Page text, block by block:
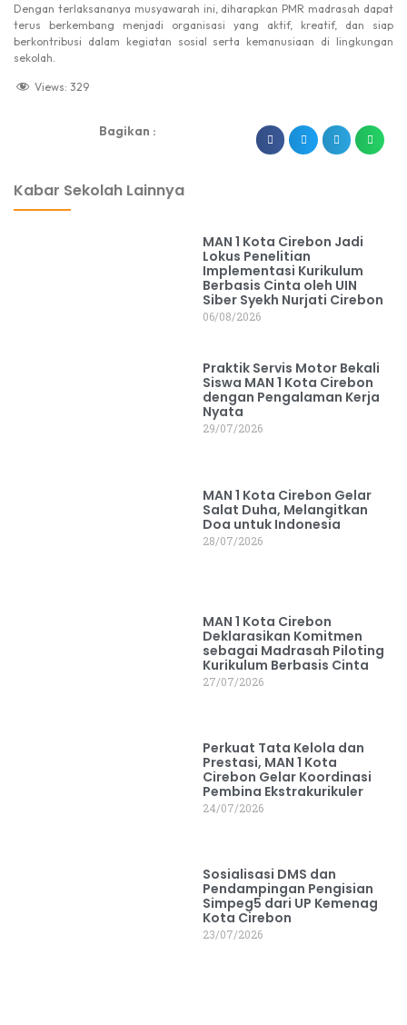
Dengan terlaksananya musyawarah ini, diharapkan PMR madrasah dapat
terus berkembang menjadi organisasi yang aktif, kreatif, dan siap
berkontribusi dalam kegiatan sosial serta kemanusiaan di lingkungan
sekolah.
Views: 329
Bagikan :
Kabar Sekolah Lainnya
MAN 1 Kota Cirebon Jadi
Lokus Penelitian
Implementasi Kurikulum
Berbasis Cinta oleh UIN
Siber Syekh Nurjati Cirebon
06/08/2026
Praktik Servis Motor Bekali
Siswa MAN 1 Kota Cirebon
dengan Pengalaman Kerja
Nyata
29/07/2026
MAN 1 Kota Cirebon Gelar
Salat Duha, Melangitkan
Doa untuk Indonesia
28/07/2026
MAN 1 Kota Cirebon
Deklarasikan Komitmen
sebagai Madrasah Piloting
Kurikulum Berbasis Cinta
27/07/2026
Perkuat Tata Kelola dan
Prestasi, MAN 1 Kota
Cirebon Gelar Koordinasi
Pembina Ekstrakurikuler
24/07/2026
Sosialisasi DMS dan
Pendampingan Pengisian
Simpeg5 dari UP Kemenag
Kota Cirebon
23/07/2026